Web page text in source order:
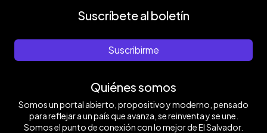
Suscríbete al boletín
Suscribirme
Quiénes somos
Somos un portal abierto, propositivo y moderno, pensado
para reflejar a un país que avanza, se reinventa y se une.
Somos el punto de conexión con lo mejor de El Salvador.